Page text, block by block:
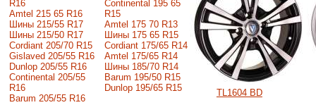
R16
Amtel 215 65 R16
Шины 215/55 R17
Шины 215/50 R17
Сordiant 205/70 R15
Gislaved 205/55 R16
Dunlop 205/55 R16
Continental 205/55
R16
Barum 205/55 R16
Continental 195 65
R15
Amtel 175 70 R13
Шины 175 65 R15
Cordiant 175/65 R14
Amtel 175/65 R14
Шины 185/70 R14
Barum 195/50 R15
Dunlop 195/65 R15
TL1604 BD